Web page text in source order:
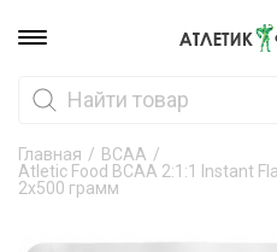
Главная / ВСАА /
Atletic Food BCAA 2:1:1 Instant
2х500 грамм